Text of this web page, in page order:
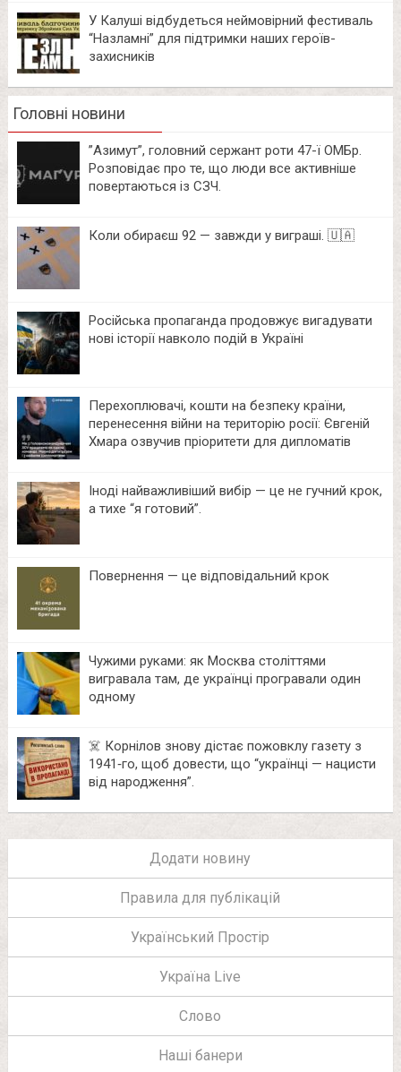
У Калуші відбудеться неймовірний фестиваль
“Назламні” для підтримки наших героїв-
захисників
Головні новини
⁨”Азимут”, головний сержант роти 47-ї ОМБр.
Розповідає про те, що люди все активніше
повертаються із СЗЧ.
Коли обираєш 92 — завжди у виграші. 🇺🇦
Російська пропаганда продовжує вигадувати
нові історії навколо подій в Україні
Перехоплювачі, кошти на безпеку країни,
перенесення війни на територію росії: Євгеній
Хмара озвучив пріоритети для дипломатів
Іноді найважливіший вибір — це не гучний крок,
а тихе “я готовий”.
Повернення — це відповідальний крок
Чужими руками: як Москва століттями
вигравала там, де українці програвали один
одному
☠️ Корнілов знову дістає пожовклу газету з
1941‑го, щоб довести, що “українці — нацисти
від народження”.
Додати новину
Правила для публікацій
Український Простір
Україна Live
Слово
Наші банери